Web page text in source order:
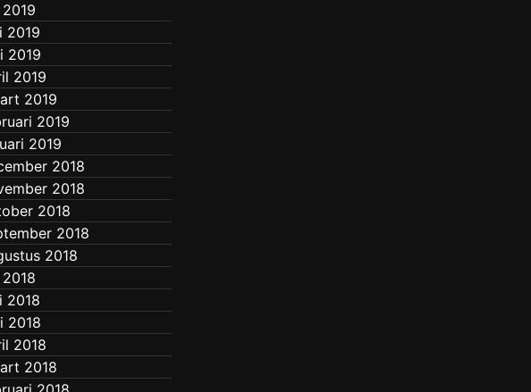
2019
2019
2019
2019
2019
2019
2018
2018
2018
2018
2018
2018
2018
2018
2018